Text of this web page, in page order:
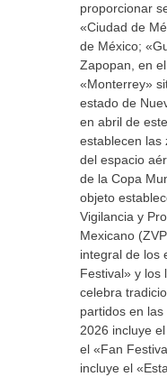
proporcionar
«Ciudad de
de México;
Zapopan, en
«Monterrey»
estado de
en abril de
establecen las
del espacio
de la Copa
objeto
Vigilancia y
Mexicano
integral de los
Festival» y los
celebra
partidos en las
2026 incluye
el «Fan
incluye el